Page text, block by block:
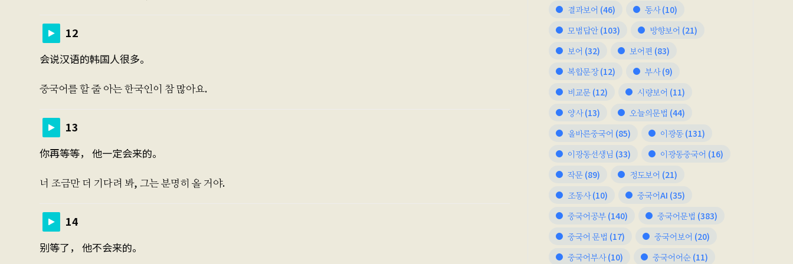
12
会说汉语的韩国人很多。
중국어를 할 줄 아는 한국인이 참 많아요.
13
你再等等， 他一定会来的。
너 조금만 더 기다려 봐, 그는 분명히 올 거야.
14
别等了， 他不会来的。
결과보어 (46) 동사(10)
모범답안(103) 방향보어 (21)
보어 (32) 보어편 (83)
복합문장(12) 부사(9)
비교문(12) 시량보어 (11)
양사(13) 오늘의문법 (44)
올바른중국어 (85) 이광동(131)
이광동선생님 (33) 이광동중국어 (16)
작문(89) 정도보어 (21)
조동사(10) 중국어AI (35)
중국어공부(140) 중국어문법 (383)
중국어 문법 (17) 중국어보어 (20)
중국어부사(10) 중국어어순(11)